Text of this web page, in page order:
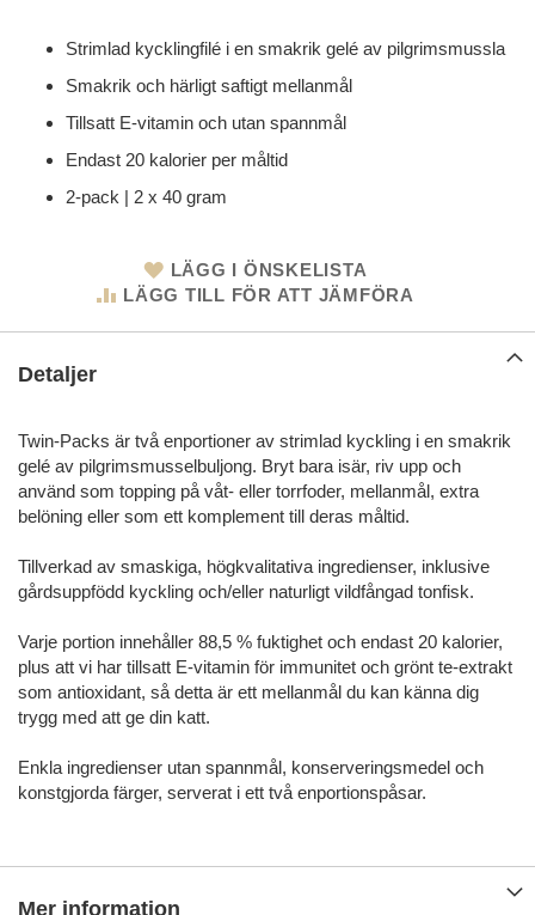
Strimlad kycklingfilé i en smakrik gelé av pilgrimsmussla
Smakrik och härligt saftigt mellanmål
Tillsatt E-vitamin och utan spannmål
Endast 20 kalorier per måltid
2-pack | 2 x 40 gram
LÄGG I ÖNSKELISTA
LÄGG TILL FÖR ATT JÄMFÖRA
Detaljer
Twin-Packs är två enportioner av strimlad kyckling i en smakrik
gelé av pilgrimsmusselbuljong. Bryt bara isär, riv upp och
använd som topping på våt- eller torrfoder, mellanmål, extra
belöning eller som ett komplement till deras måltid.
Tillverkad av smaskiga, högkvalitativa ingredienser, inklusive
gårdsuppfödd kyckling och/eller naturligt vildfångad tonfisk.
Varje portion innehåller 88,5 % fuktighet och endast 20 kalorier,
plus att vi har tillsatt E-vitamin för immunitet och grönt te-extrakt
som antioxidant, så detta är ett mellanmål du kan känna dig
trygg med att ge din katt.
Enkla ingredienser utan spannmål, konserveringsmedel och
konstgjorda färger, serverat i ett två enportionspåsar.
Mer information